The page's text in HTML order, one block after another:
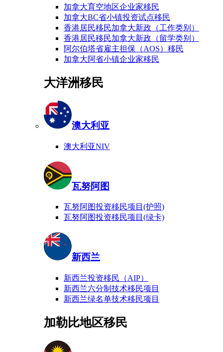
加拿大育空地区企业家移民
加拿大BC省小镇投资试点移民
香港居民移民加拿大新政（工作类别）
香港居民移民加拿大新政（留学类别）
阿尔伯塔省雇主担保（AOS）移民
加拿大阿省小镇企业家移民
大洋洲移民
澳大利亚
澳大利亚NIV
瓦努阿图
瓦努阿图投资移民项目(护照)
瓦努阿图投资移民项目(绿卡)
新西兰
新西兰投资移民（AIP）
新西兰六分制技术移民项目
新西兰绿名单技术移民项目
加勒比地区移民